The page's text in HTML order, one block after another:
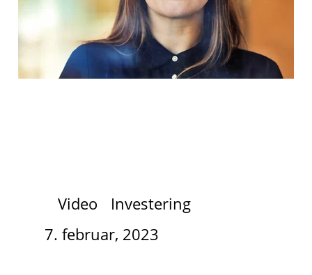
Video
Investering
7. februar, 2023